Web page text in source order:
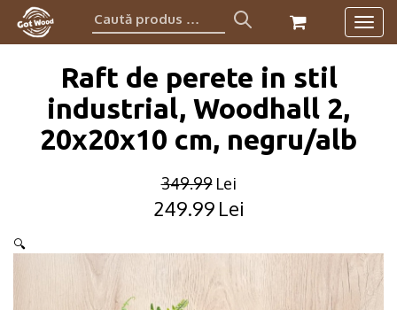
Caută
produs:
Raft de perete in stil
industrial, Woodhall 2,
20x20x10 cm, negru/alb
349.99 Lei
Original
was:
349.99lei.
249.99 Lei
Current
is:
249.99lei.
🔍